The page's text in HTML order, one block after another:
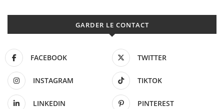
GARDER LE CONTACT
FACEBOOK TWITTER
INSTAGRAM TIKTOK
LINKEDIN PINTEREST